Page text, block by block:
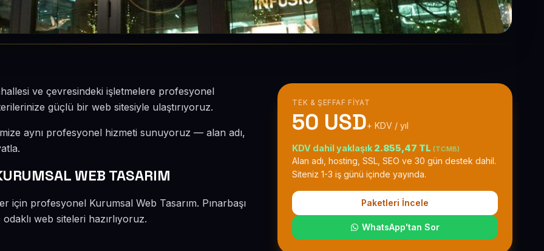
ve çevresindeki işletmelere profesyonel
güçlü bir web sitesiyle ulaştırıyoruz.
aynı profesyonel hizmeti sunuyoruz — alan adı,
WEB TASARIM
için profesyonel Kurumsal Web Tasarım. Pınarbaşı
web siteleri hazırlıyoruz.
TEK & ŞEFFAF FIYAT
50 USD+ KDV / yıl
KDV dahil yaklaşık 2.855,47 TL (TCMB)
Alan adı, hosting, SSL, SEO ve 30 gün destek dahil.
Siteniz 1-3 iş günü içinde yayında.
Paketleri İncele
WhatsApp'tan Sor